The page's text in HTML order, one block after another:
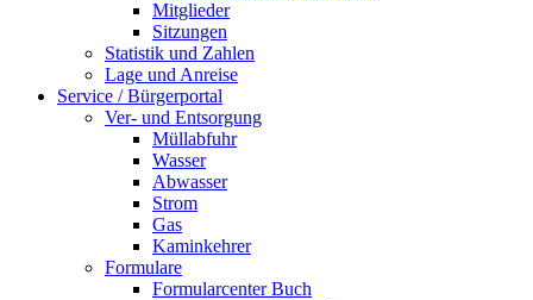
Mitglieder
Sitzungen
Statistik und Zahlen
Lage und Anreise
Service / Bürgerportal
Ver- und Entsorgung
Müllabfuhr
Wasser
Abwasser
Strom
Gas
Kaminkehrer
Formulare
Formularcenter Buch